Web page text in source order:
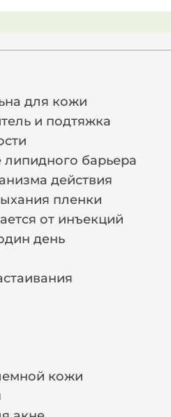
для кожи
и подтяжка
барьера
действия
пленки
от инъекций
день
кожи